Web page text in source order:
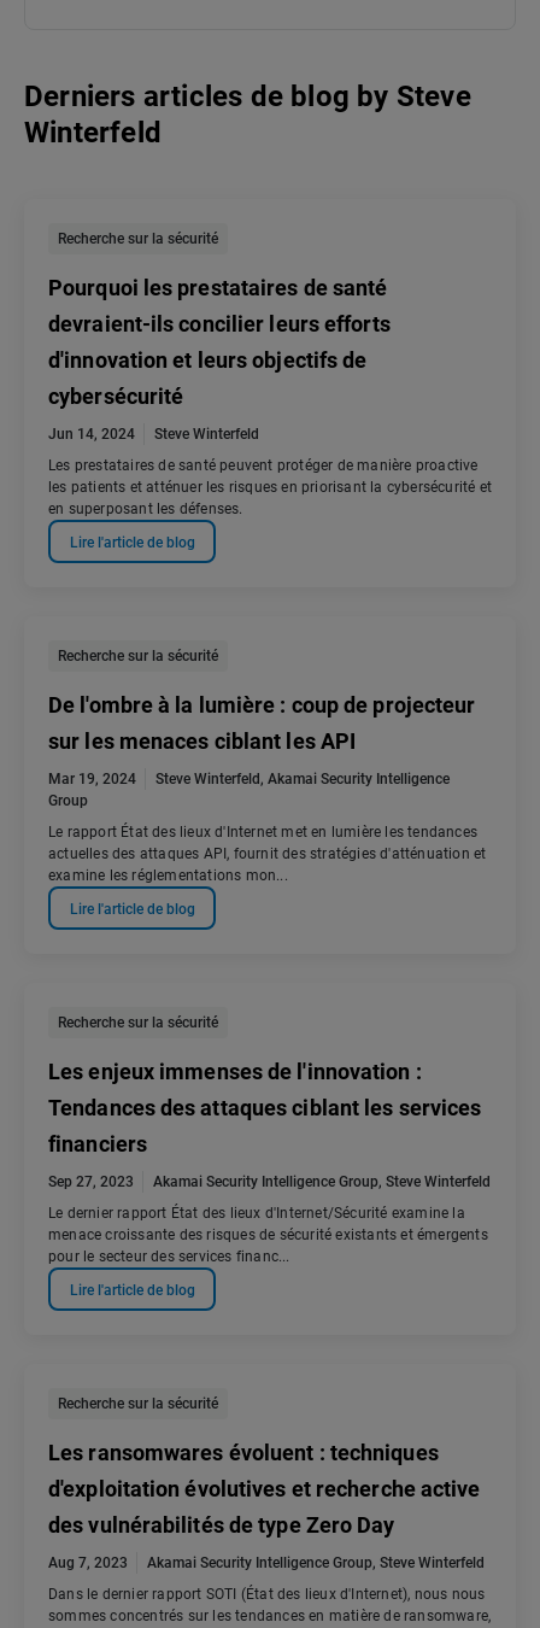
Derniers articles de blog by Steve
Winterfeld
Recherche sur la sécurité
Pourquoi les prestataires de santé
devraient-ils concilier leurs efforts
d'innovation et leurs objectifs de
cybersécurité
Jun 14, 2024
Steve Winterfeld
Les prestataires de santé peuvent protéger de manière proactive
les patients et atténuer les risques en priorisant la cybersécurité et
en superposant les défenses.
Lire l'article de blog
Recherche sur la sécurité
De l'ombre à la lumière : coup de projecteur
sur les menaces ciblant les API
Mar 19, 2024 Steve Winterfeld, Akamai Security Intelligence
Group
Le rapport État des lieux d'Internet met en lumière les tendances
actuelles des attaques API, fournit des stratégies d'atténuation et
examine les réglementations mon...
Lire l'article de blog
Recherche sur la sécurité
Les enjeux immenses de l'innovation :
Tendances des attaques ciblant les services
financiers
Sep 27, 2023 Akamai Security Intelligence Group, Steve Winterfeld
Le dernier rapport État des lieux d'Internet/Sécurité examine la
menace croissante des risques de sécurité existants et émergents
pour le secteur des services financ...
Lire l'article de blog
Recherche sur la sécurité
Les ransomwares évoluent : techniques
d'exploitation évolutives et recherche active
des vulnérabilités de type Zero Day
Aug 7, 2023 Akamai Security Intelligence Group, Steve Winterfeld
Dans le dernier rapport SOTI (État des lieux d'Internet), nous nous
sommes concentrés sur les tendances en matière de ransomware,